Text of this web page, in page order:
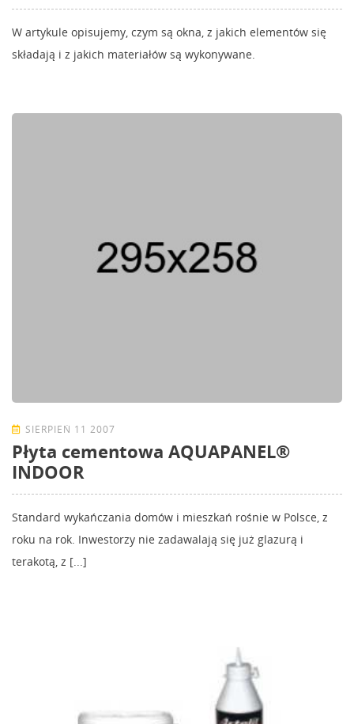
W artykule opisujemy, czym są okna, z jakich elementów się
składają i z jakich materiałów są wykonywane.
SIERPIEŃ 11 2007
Płyta cementowa AQUAPANEL®
INDOOR
Standard wykańczania domów i mieszkań rośnie w Polsce, z
roku na rok. Inwestorzy nie zadawalają się już glazurą i
terakotą, z [...]